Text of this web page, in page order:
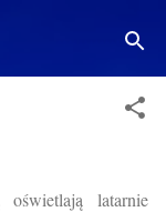
oświetlają latarnie